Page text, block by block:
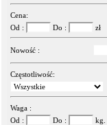
Cena:
Od :
Do : zł
Nowość :
Częstotliwość:
Waga :
Od :
Do : kg.